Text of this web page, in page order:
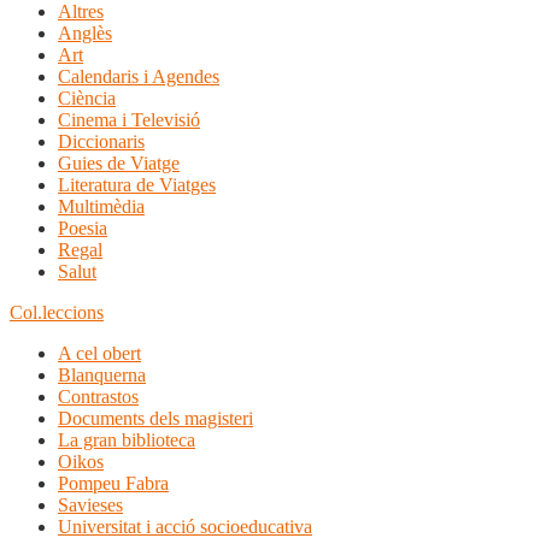
Altres
Anglès
Art
Calendaris i Agendes
Ciència
Cinema i Televisió
Diccionaris
Guies de Viatge
Literatura de Viatges
Multimèdia
Poesia
Regal
Salut
Col.leccions
A cel obert
Blanquerna
Contrastos
Documents dels magisteri
La gran biblioteca
Oikos
Pompeu Fabra
Savieses
Universitat i acció socioeducativa